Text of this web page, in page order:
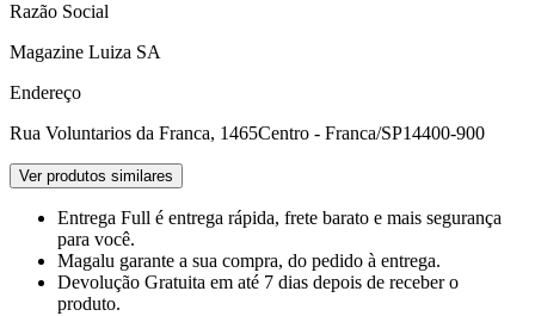
Razão Social
Magazine Luiza SA
Endereço
Rua Voluntarios da Franca, 1465Centro - Franca/SP14400-900
Ver produtos similares
Entrega Full é entrega rápida, frete barato e mais segurança
para você.
Magalu garante a sua compra, do pedido à entrega.
Devolução Gratuita em até 7 dias depois de receber o
produto.